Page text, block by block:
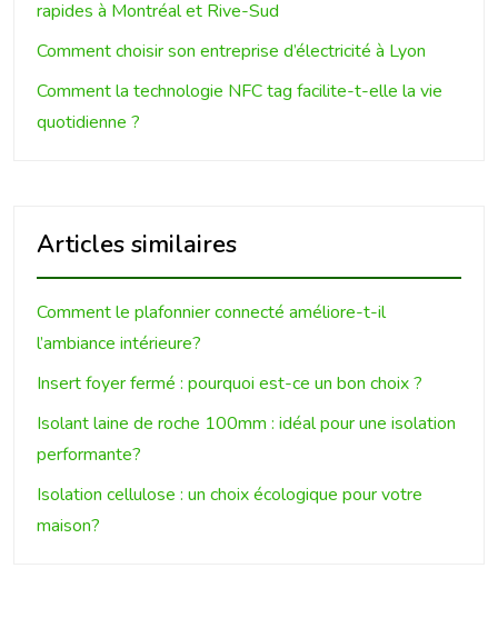
rapides à Montréal et Rive-Sud
Comment choisir son entreprise d’électricité à Lyon
Comment la technologie NFC tag facilite-t-elle la vie
quotidienne ?
Articles similaires
Comment le plafonnier connecté améliore-t-il
l’ambiance intérieure?
Insert foyer fermé : pourquoi est-ce un bon choix ?
Isolant laine de roche 100mm : idéal pour une isolation
performante?
Isolation cellulose : un choix écologique pour votre
maison?